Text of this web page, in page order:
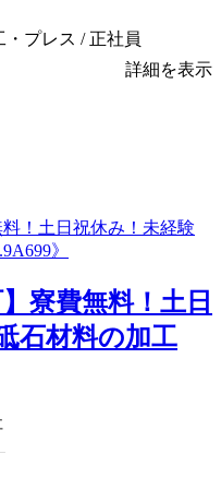
プレス / 正社員
詳細を表示
寮費無料！土日
石材料の加工